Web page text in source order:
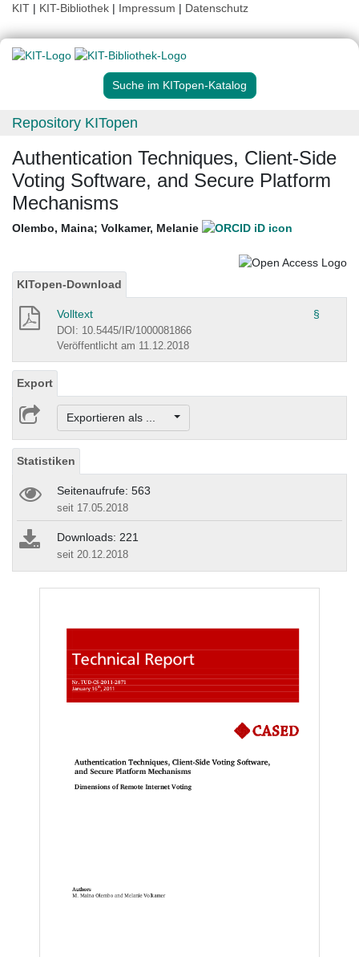
KIT | KIT-Bibliothek | Impressum | Datenschutz
Suche im KITopen-Katalog
Repository KITopen
Authentication Techniques, Client-Side
Voting Software, and Secure Platform
Mechanisms
Olembo, Maina; Volkamer, Melanie
KITopen-Download
Volltext §
DOI: 10.5445/IR/1000081866
Veröffentlicht am 11.12.2018
Export
Exportieren als ...
Statistiken
Seitenaufrufe: 563
seit 17.05.2018
Downloads: 221
seit 20.12.2018